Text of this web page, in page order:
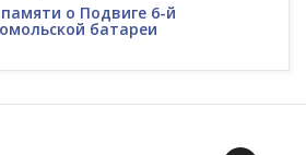
о Подвиге 6-й
батареи